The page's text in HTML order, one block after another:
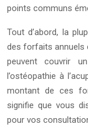
points communs
Tout d’abord, la
des forfaits annuels
peuvent couvrir
l’ostéopathie à
montant de ces
signifie que vous
pour vos